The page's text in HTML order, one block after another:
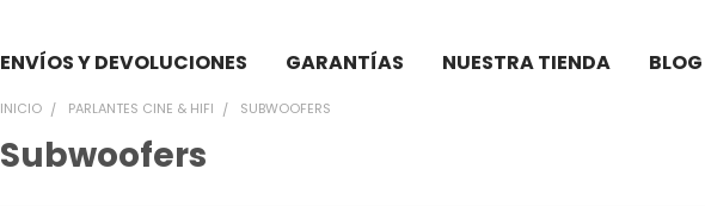
ENVÍOS Y DEVOLUCIONES GARANTÍAS NUESTRA TIENDA BLOG
INICIO PARLANTES CINE & HIFI SUBWOOFERS
Subwoofers